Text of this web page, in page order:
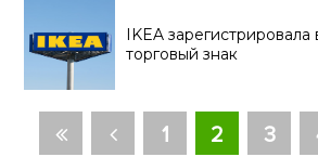
IKEA
торговый знак
1 2 3